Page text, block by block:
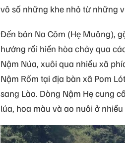
vô số những khe nhỏ từ những
Đến bản Na Côm (Hẹ Muông),
hướng rồi hiền hòa chảy qua
Nậm Núa, xuôi qua nhiều xã
Nậm Rốm tại địa bàn xã Pom
sang Lào. Dòng Nậm Hẹ cung
lúa, hoa màu và ao nuôi ở